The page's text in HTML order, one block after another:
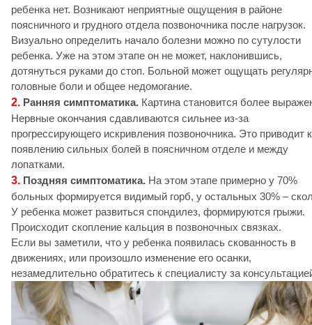
ребенка нет. Возникают неприятные ощущения в районе
поясничного и грудного отдела позвоночника после нагрузок.
Визуально определить начало болезни можно по сутулости
ребенка. Уже на этом этапе он не может, наклонившись,
дотянуться руками до стоп. Больной может ощущать
головные боли и общее недомогание.
2. Ранняя симптоматика. Картина становится более
Нервные окончания сдавливаются сильнее из-за
прогрессирующего искривления позвоночника. Это приводит к
появлению сильных болей в поясничном отделе и между
лопатками.
3. Поздняя симптоматика. На этом этапе примерно у 70%
больных формируется видимый горб, у остальных 30% –
У ребенка может развиться спондилез, формируются грыжи.
Происходит скопление кальция в позвоночных связках.
Если вы заметили, что у ребенка появилась скованность в
движениях, или произошло изменение его осанки,
незамедлительно обратитесь к специалисту за